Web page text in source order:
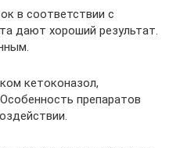
в соответствии с
дают хороший результат.
кетоконазол,
препаратов